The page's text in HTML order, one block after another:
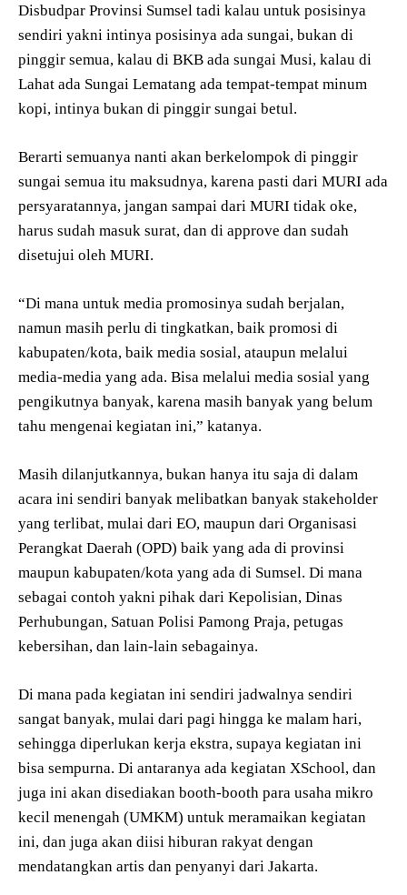
Disbudpar Provinsi Sumsel tadi kalau untuk posisinya
sendiri yakni intinya posisinya ada sungai, bukan di
pinggir semua, kalau di BKB ada sungai Musi, kalau di
Lahat ada Sungai Lematang ada tempat-tempat minum
kopi, intinya bukan di pinggir sungai betul.
Berarti semuanya nanti akan berkelompok di pinggir
sungai semua itu maksudnya, karena pasti dari MURI ada
persyaratannya, jangan sampai dari MURI tidak oke,
harus sudah masuk surat, dan di approve dan sudah
disetujui oleh MURI.
“Di mana untuk media promosinya sudah berjalan,
namun masih perlu di tingkatkan, baik promosi di
kabupaten/kota, baik media sosial, ataupun melalui
media-media yang ada. Bisa melalui media sosial yang
pengikutnya banyak, karena masih banyak yang belum
tahu mengenai kegiatan ini,” katanya.
Masih dilanjutkannya, bukan hanya itu saja di dalam
acara ini sendiri banyak melibatkan banyak stakeholder
yang terlibat, mulai dari EO, maupun dari Organisasi
Perangkat Daerah (OPD) baik yang ada di provinsi
maupun kabupaten/kota yang ada di Sumsel. Di mana
sebagai contoh yakni pihak dari Kepolisian, Dinas
Perhubungan, Satuan Polisi Pamong Praja, petugas
kebersihan, dan lain-lain sebagainya.
Di mana pada kegiatan ini sendiri jadwalnya sendiri
sangat banyak, mulai dari pagi hingga ke malam hari,
sehingga diperlukan kerja ekstra, supaya kegiatan ini
bisa sempurna. Di antaranya ada kegiatan XSchool, dan
juga ini akan disediakan booth-booth para usaha mikro
kecil menengah (UMKM) untuk meramaikan kegiatan
ini, dan juga akan diisi hiburan rakyat dengan
mendatangkan artis dan penyanyi dari Jakarta.